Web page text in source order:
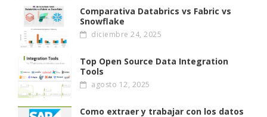
Comparativa Databrics vs Fabric vs
Snowflake
diciembre 24, 2025
Top Open Source Data Integration
Tools
agosto 12, 2025
Como extraer y trabajar con los datos